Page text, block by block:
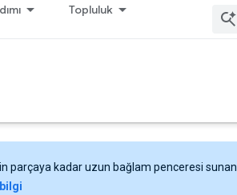
Topluluk
parçaya kadar uzun bağlam penceresi sunan